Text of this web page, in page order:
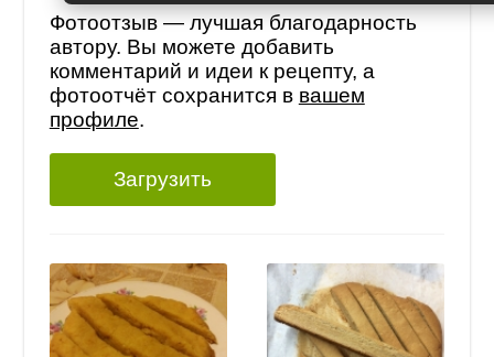
Фотоотзыв — лучшая благодарность
автору. Вы можете добавить
комментарий и идеи к рецепту, а
фотоотчёт сохранится в вашем
профиле.
Загрузить